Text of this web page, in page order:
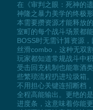
在《审判之眼：死神的
神隆之暴力美学的终极
本需要攒资源才能释放
室町的每个战斗场景都
BOSS时无需计算资源
丝滑combo，这种无双
玩家都知道常规战斗中
受击回充机制也能靠酒
些繁琐流程扔进垃圾箱
不用担心关键连招断档
全程高能输出。更绝的
进度条，这意味着你能